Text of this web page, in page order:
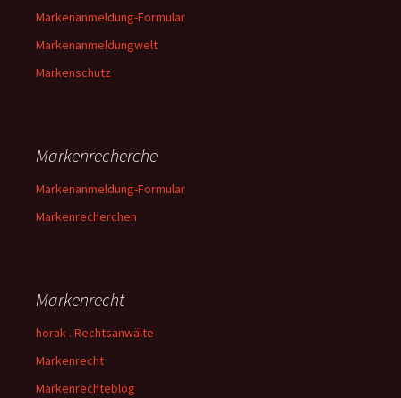
Markenanmeldung-Formular
Markenanmeldungwelt
Markenschutz
Markenrecherche
Markenanmeldung-Formular
Markenrecherchen
Markenrecht
horak . Rechtsanwälte
Markenrecht
Markenrechteblog